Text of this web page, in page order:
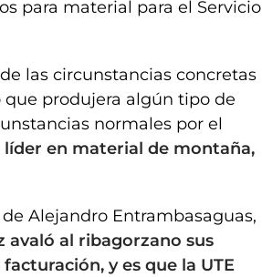
para material para el Servicio
las circunstancias concretas
produjera algún tipo de
normales por el
líder en material de montaña,
Alejandro Entrambasaguas,
avaló al ribagorzano sus
y es que la UTE